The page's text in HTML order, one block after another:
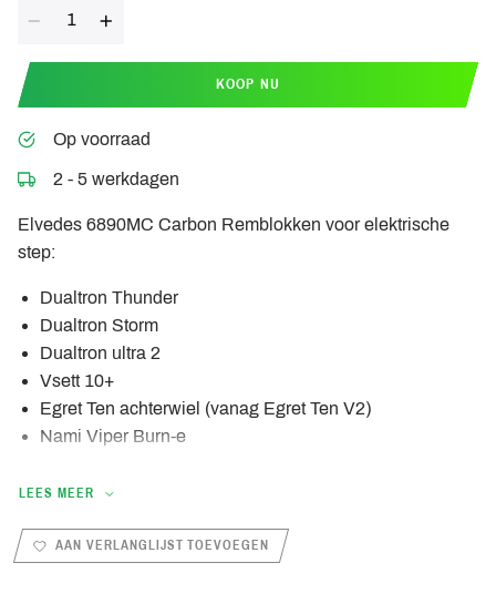
KOOP NU
Op voorraad
2 - 5 werkdagen
Elvedes 6890MC Carbon Remblokken voor elektrische
step:
Dualtron Thunder
Dualtron Storm
Dualtron ultra 2
Vsett 10+
Egret Ten achterwiel (vanag Egret Ten V2)
Nami Viper Burn-e
Organisch (je vindt het ook onder de naam hars)
organische remblokken komen het meest voor, ze hebben
LEES MEER
AAN VERLANGLIJST TOEVOEGEN